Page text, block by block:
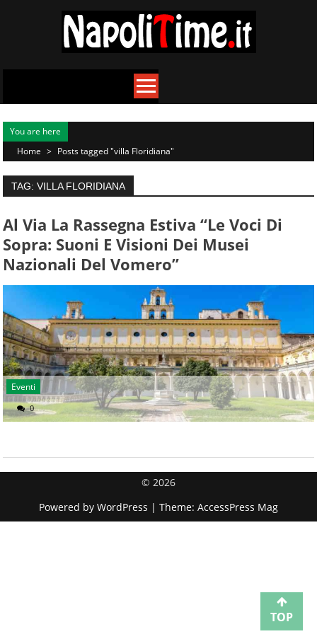
You are here
Home > Posts tagged "villa Floridiana"
TAG: VILLA FLORIDIANA
Al Via La Rassegna Estiva “Le Voci Di
Sopra: Suoni E Visioni Dei Musei
Nazionali Del Vomero”
Eventi
0
© 2026
Powered by WordPress | Theme: AccessPress Mag
TOP